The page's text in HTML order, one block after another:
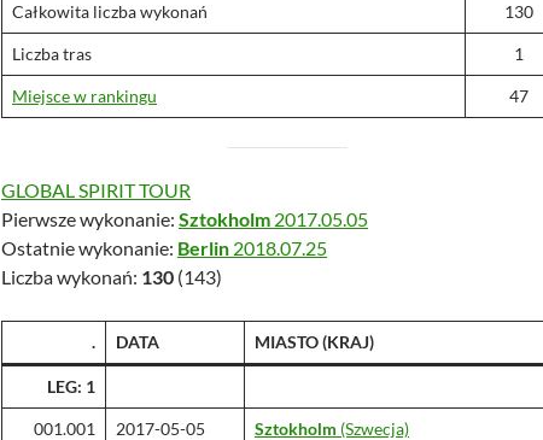
Całkowita liczba wykonań 130
Liczba tras 1
Miejsce w rankingu 47
GLOBAL SPIRIT TOUR
Pierwsze wykonanie: Sztokholm 2017.05.05
Ostatnie wykonanie: Berlin 2018.07.25
Liczba wykonań: 130 (143)
. DATA MIASTO (KRAJ)
LEG: 1
001.001 2017-05-05 Sztokholm (Szwecja)